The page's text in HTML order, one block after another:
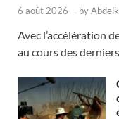
6 août 2026 - by
Avec l’accélération
au cours des